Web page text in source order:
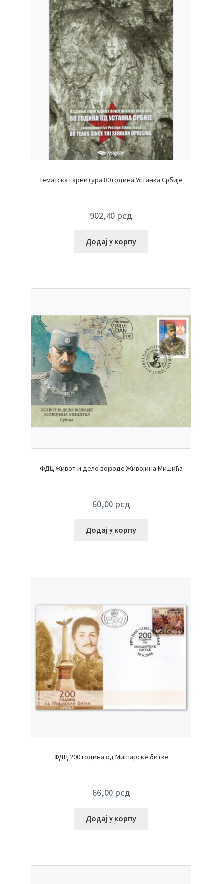
Тематска гарнитура 80 година Устанка Србије
902,40 рсд
Додај у корпу
ФДЦ Живот и дело војводе Живојина Мишића
60,00 рсд
Додај у корпу
ФДЦ 200 година од Мишарске битке
66,00 рсд
Додај у корпу